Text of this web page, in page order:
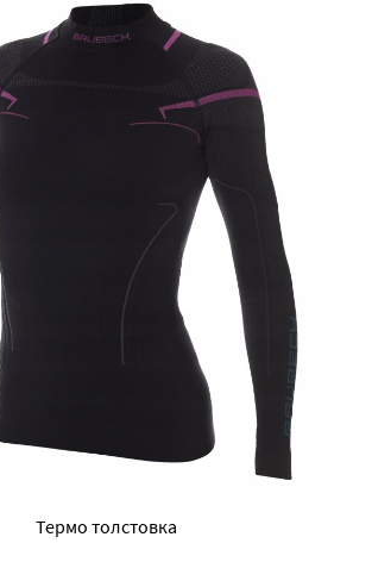
Термо толстовка